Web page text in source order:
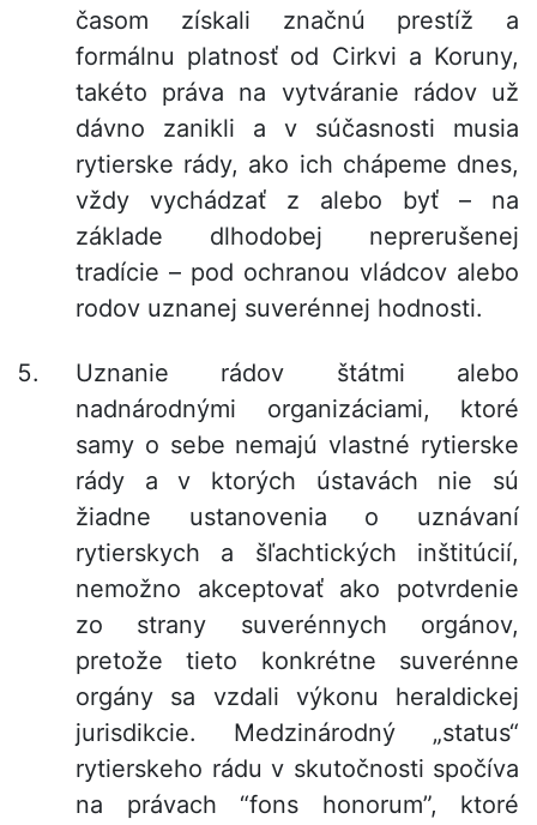
časom získali značnú prestíž a
formálnu platnosť od Cirkvi a Koruny,
takéto práva na vytváranie rádov už
dávno zanikli a v súčasnosti musia
rytierske rády, ako ich chápeme dnes,
vždy vychádzať z alebo byť – na
základe dlhodobej neprerušenej
tradície – pod ochranou vládcov alebo
rodov uznanej suverénnej hodnosti.
Uznanie rádov štátmi alebo
nadnárodnými organizáciami, ktoré
samy o sebe nemajú vlastné rytierske
rády a v ktorých ústavách nie sú
žiadne ustanovenia o uznávaní
rytierskych a šľachtických inštitúcií,
nemožno akceptovať ako potvrdenie
zo strany suverénnych orgánov,
pretože tieto konkrétne suverénne
orgány sa vzdali výkonu heraldickej
jurisdikcie. Medzinárodný „status“
rytierskeho rádu v skutočnosti spočíva
na právach “fons honorum”, ktoré